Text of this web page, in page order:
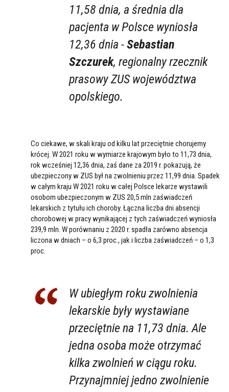
11,58 dnia, a średnia dla
pacjenta w Polsce wyniosła
12,36 dnia -Sebastian
Szczurek, regionalny rzecznik
prasowy ZUS województwa
opolskiego.
Co ciekawe, w skali kraju od kilku lat przeciętnie chorujemy
krócej. W 2021 roku w wymiarze krajowym było to 11,73 dnia,
rok wcześniej 12,36 dnia, zaś dane za 2019 r. pokazują, że
ubezpieczony w ZUS był na zwolnieniu przez 11,99 dnia. Spadek
w całym kraju W 2021 roku w całej Polsce lekarze wystawili
osobom ubezpieczonym w ZUS 20,5 mln zaświadczeń
lekarskich z tytułu ich choroby. Łączna liczba dni absencji
chorobowej w pracy wynikającej z tych zaświadczeń wyniosła
239,9 mln. W porównaniu z 2020 r. spadła zarówno absencja
liczona w dniach – o 6,3 proc., jak i liczba zaświadczeń – o 1,3
proc.
W ubiegłym roku zwolnienia
lekarskie były wystawiane
przeciętnie na 11,73 dnia. Ale
jedna osoba może otrzymać
kilka zwolnień w ciągu roku.
Przynajmniej jedno zwolnienie